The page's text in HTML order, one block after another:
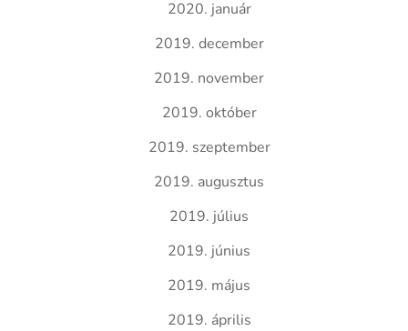
2020. január
2019. december
2019. november
2019. október
2019. szeptember
2019. augusztus
2019. július
2019. június
2019. május
2019. április